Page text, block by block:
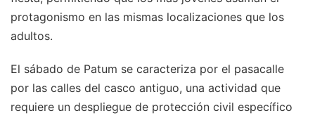
protagonismo en las mismas localizaciones que los
adultos.
El sábado de Patum se caracteriza por el pasacalle
por las calles del casco antiguo, una actividad que
requiere un despliegue de protección civil específico